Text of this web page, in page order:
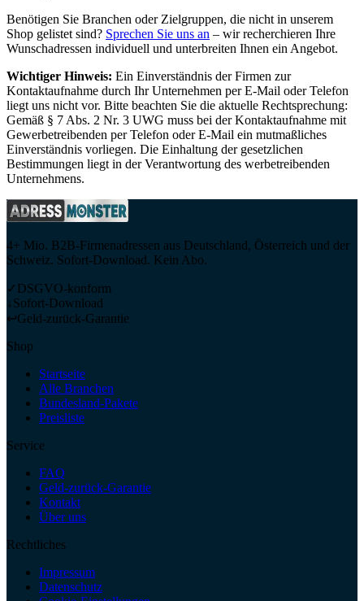
Benötigen Sie Branchen oder Zielgruppen, die nicht in unserem
Shop gelistet sind? Sprechen Sie uns an – wir recherchieren Ihre
Wunschadressen individuell und unterbreiten Ihnen ein Angebot.
Wichtiger Hinweis: Ein Einverständnis der Firmen zur
Kontaktaufnahme durch Ihr Unternehmen per E-Mail oder Telefon
liegt uns nicht vor. Bitte beachten Sie die aktuelle Rechtsprechung:
Gemäß § 7 Abs. 2 Nr. 3 UWG muss bei der Kontaktaufnahme mit
Gewerbetreibenden per Telefon oder E-Mail ein mutmaßliches
Einverständnis vorliegen. Die Einhaltung der gesetzlichen
Bestimmungen liegt in der Verantwortung des werbetreibenden
Unternehmens.
4+ Mio. B2B-Firmenadressen aus Deutschland, Österreich und der
Schweiz. Sofort-Download. Kein Abo.
✓ DSGVO-konform
↓Sofort-Download
↩Geld-zurück-Garantie
Shop
Startseite
Alle Branchen
Bundesland-Pakete
Preisliste
Service
FAQ
Geld-zurück-Garantie
Kontakt
Über uns
Rechtliches
Impressum
Datenschutz